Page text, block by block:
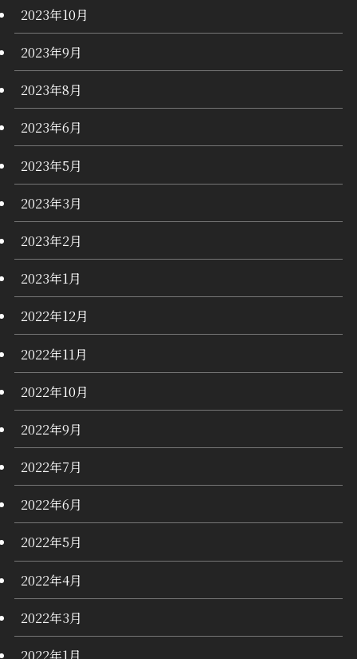
2023年10月
2023年9月
2023年8月
2023年6月
2023年5月
2023年3月
2023年2月
2023年1月
2022年12月
2022年11月
2022年10月
2022年9月
2022年7月
2022年6月
2022年5月
2022年4月
2022年3月
2022年1月